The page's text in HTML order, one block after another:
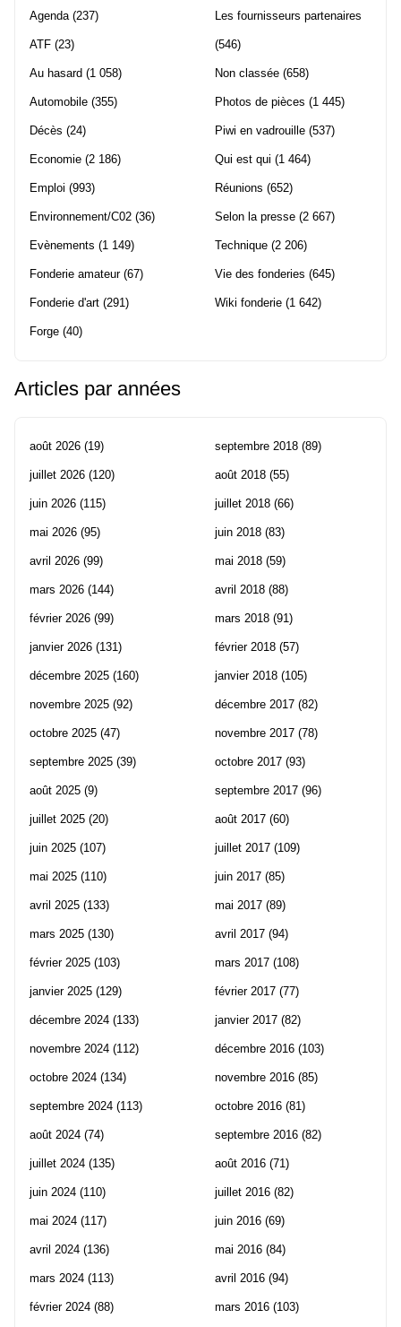
Agenda (237)
ATF (23)
Au hasard (1 058)
Automobile (355)
Décès (24)
Economie (2 186)
Emploi (993)
Environnement/C02 (36)
Evènements (1 149)
Fonderie amateur(67)
Fonderie d'art (291)
Forge (40)
Les fournisseurs partenaires
(546)
Non classée (658)
Photos de pièces (1 445)
Piwi en vadrouille (537)
Qui est qui (1 464)
Réunions (652)
Selon la presse (2 667)
Technique (2 206)
Vie des fonderies (645)
Wiki fonderie (1 642)
Articles par années
août 2026 (19)
juillet 2026 (120)
juin 2026 (115)
mai 2026 (95)
avril 2026 (99)
mars 2026 (144)
février 2026 (99)
janvier 2026 (131)
décembre 2025 (160)
novembre 2025 (92)
octobre 2025 (47)
septembre 2025 (39)
août 2025 (9)
juillet 2025 (20)
juin 2025 (107)
mai 2025 (110)
avril 2025 (133)
mars 2025 (130)
février 2025 (103)
janvier 2025 (129)
décembre 2024 (133)
novembre 2024 (112)
octobre 2024 (134)
septembre 2024 (113)
août 2024 (74)
juillet 2024 (135)
juin 2024 (110)
mai 2024 (117)
avril 2024 (136)
mars 2024 (113)
février 2024 (88)
septembre 2018 (89)
août 2018 (55)
juillet 2018 (66)
juin 2018 (83)
mai 2018 (59)
avril 2018 (88)
mars 2018 (91)
février 2018 (57)
janvier 2018 (105)
décembre 2017 (82)
novembre 2017 (78)
octobre 2017 (93)
septembre 2017 (96)
août 2017 (60)
juillet 2017 (109)
juin 2017 (85)
mai 2017 (89)
avril 2017 (94)
mars 2017 (108)
février 2017 (77)
janvier 2017 (82)
décembre 2016 (103)
novembre 2016 (85)
octobre 2016 (81)
septembre 2016 (82)
août 2016 (71)
juillet 2016 (82)
juin 2016 (69)
mai 2016 (84)
avril 2016 (94)
mars 2016 (103)